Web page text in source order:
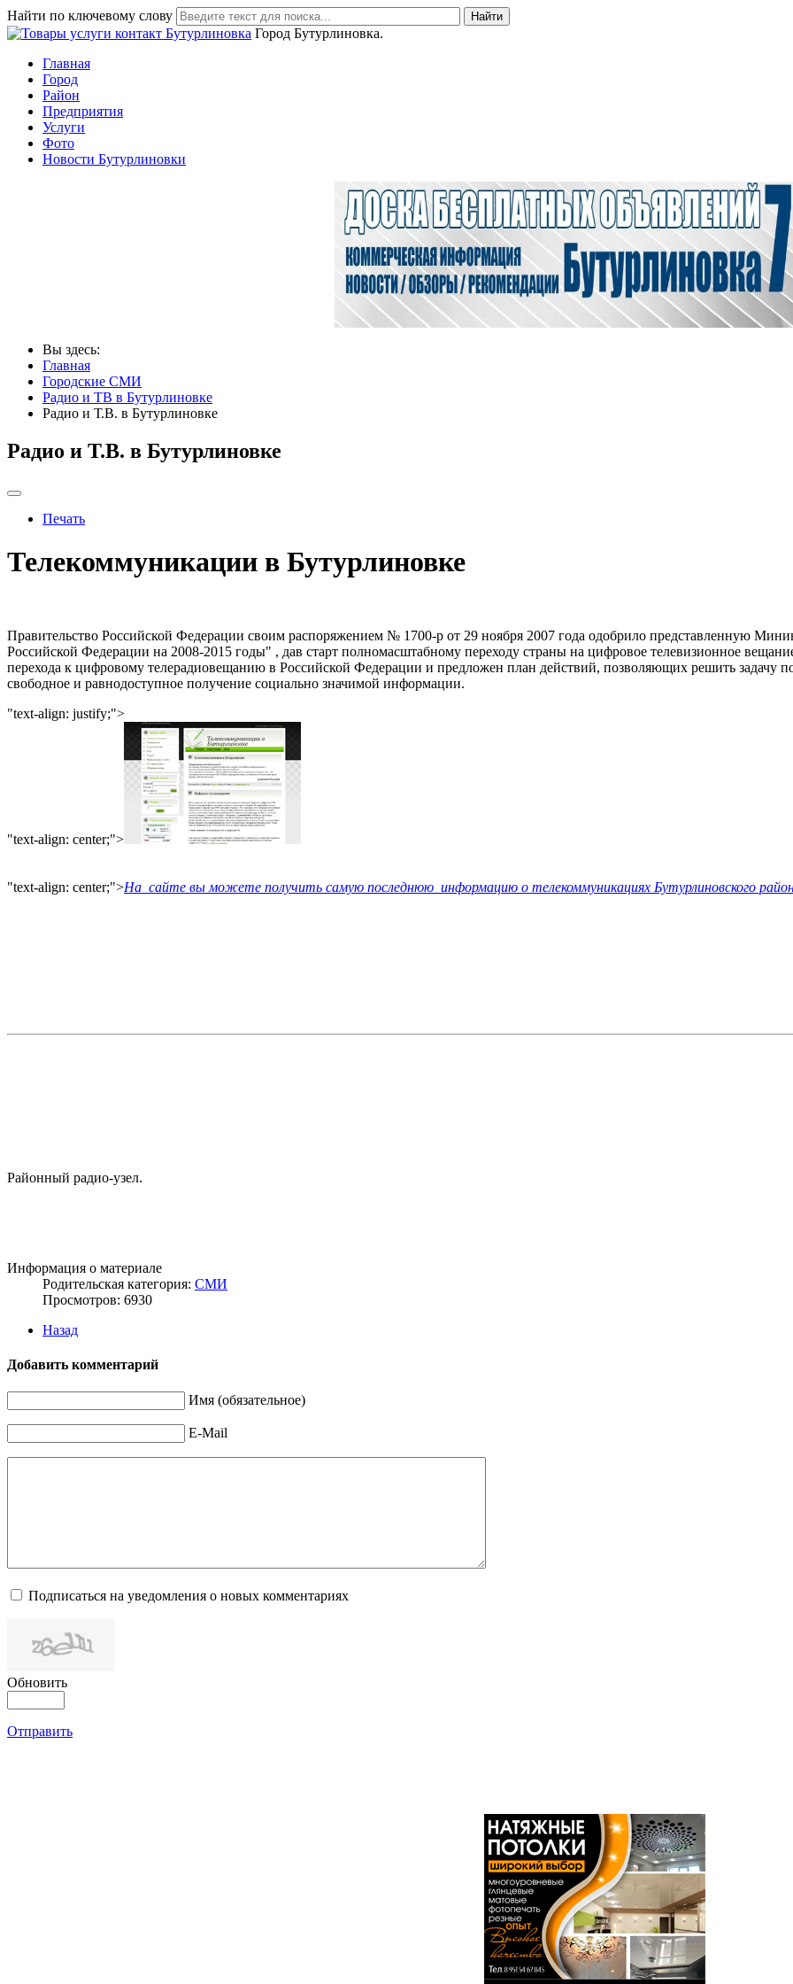
Найти по ключевому слову Найти
Город Бутурлиновка.
Главная
Город
Район
Предприятия
Услуги
Фото
Новости Бутурлиновки
Вы здесь:
Главная
Городские СМИ
Радио и ТВ в Бутурлиновке
Радио и Т.В. в Бутурлиновке
Радио и Т.В. в Бутурлиновке
Печать
Телекоммуникации в Бутурлиновке
Правительство Российской Федерации своим рас­поряжением № 1700-р от 29 ноября 2007 года одобрило представленную
Российской Федерации на 2008-2015 годы" , дав старт полномасштабному пе­реходу страны на цифровое телевизионное
перехода к цифровому телерадио­вещанию в Российской Федерации и предложен план действий, позволяющих решить задачу
свободное и равнодоступное получе­ние социально значимой информации.
"text-align: justify;">
"text-align: center;">
"text-align: center;">На сайте вы можете получить самую последнюю информацию о телекоммуникациях Бутурлиновского
Районный радио-узел.
Информация о материале
Родительская категория: СМИ
Просмотров: 6930
Назад
Добавить комментарий
Имя (обязательное)
E-Mail
Подписаться на уведомления о новых комментариях
Обновить
Отправить